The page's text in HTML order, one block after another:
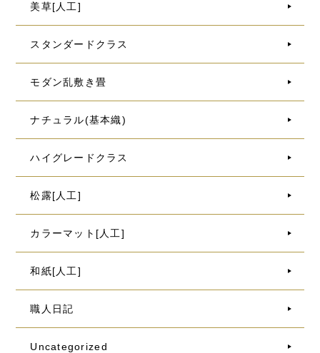
美草[人工]
スタンダードクラス
モダン乱敷き畳
ナチュラル(基本織)
ハイグレードクラス
松露[人工]
カラーマット[人工]
和紙[人工]
職人日記
Uncategorized